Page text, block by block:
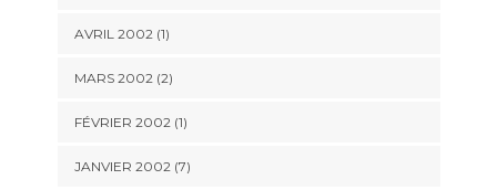
AVRIL 2002 (1)
MARS 2002 (2)
FÉVRIER 2002 (1)
JANVIER 2002 (7)